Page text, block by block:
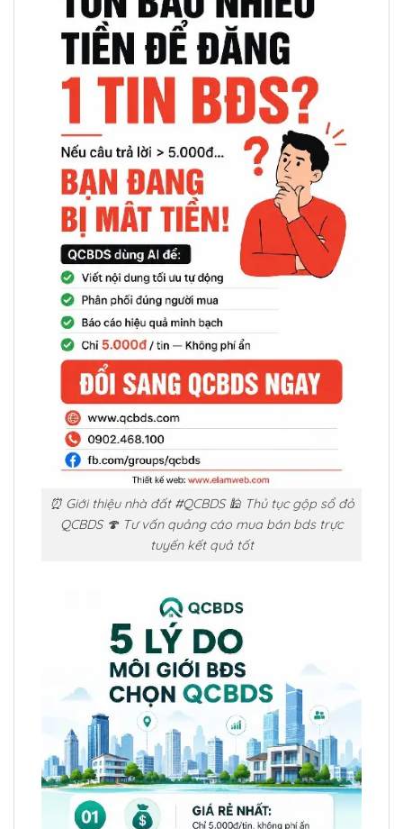
⏰ Giới thiệu nhà đất #QCBDS 🕌 Thủ tục gộp sổ đỏ
QCBDS 🍄 Tư vấn quảng cáo mua bán bds trực
tuyến kết quả tốt